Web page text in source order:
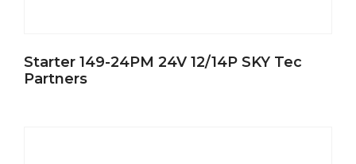
Starter 149-24PM 24V 12/14P SKY Tec
Partners